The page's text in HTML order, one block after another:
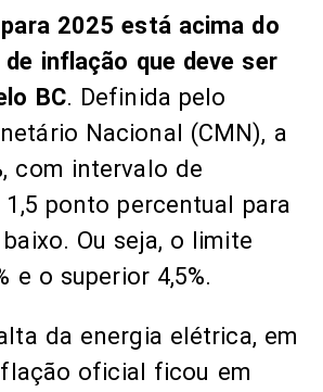
2025 está acima do
inflação que deve ser
BC. Definida pelo
Nacional (CMN), a
com intervalo de
ponto percentual para
Ou seja, o limite
e o superior 4,5%.
da energia elétrica, em
oficial ficou em